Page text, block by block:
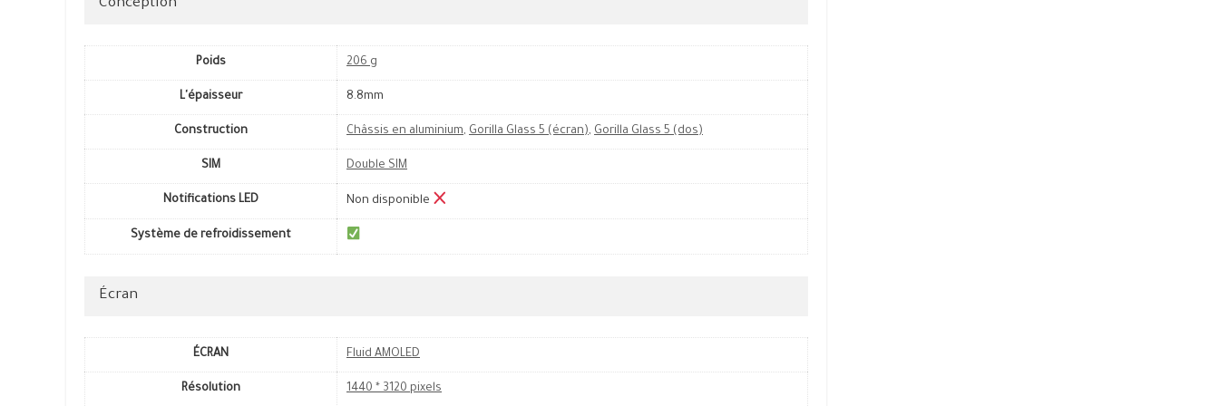
Conception
Poids 206 g
L'épaisseur 8.8mm
Construction Châssis en aluminium, Gorilla Glass 5 (écran), Gorilla Glass 5 (dos)
SIM Double SIM
Notifications LED Non disponible
Système de refroidissement
Écran
ÉCRAN Fluid AMOLED
Résolution 1440 * 3120 pixels